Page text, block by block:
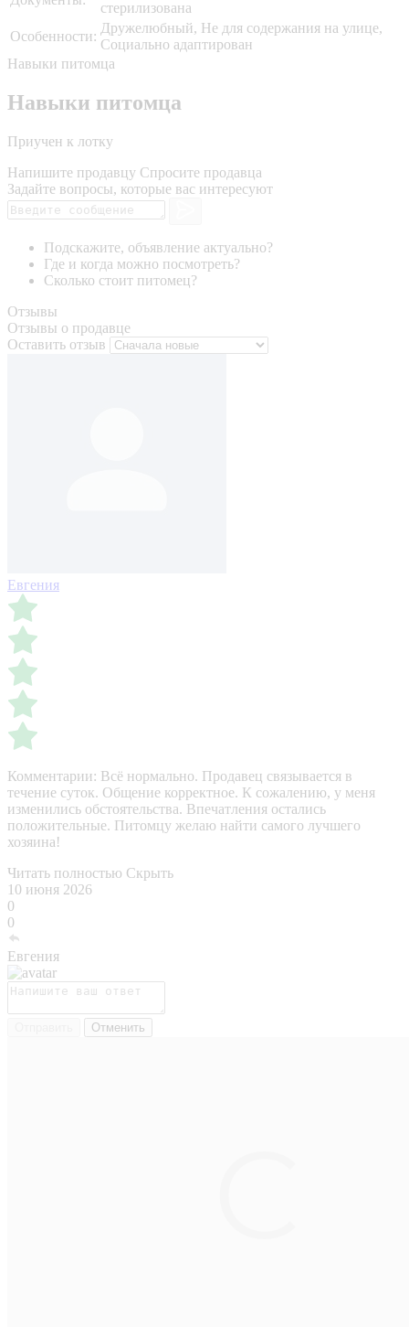
стерилизована
Особенности:
Дружелюбный, Не для содержания на улице,
Социально адаптирован
Навыки питомца
Навыки питомца
Приучен к лотку
Напишите продавцу Спросите продавца
Задайте вопросы, которые вас интересуют
Подскажите, объявление актуально?
Где и когда можно посмотреть?
Сколько стоит питомец?
Отзывы
Отзывы о продавце
Оставить отзыв
Евгения
Комментарии: Всё нормально. Продавец связывается в
течение суток. Общение корректное. К сожалению, у меня
изменились обстоятельства. Впечатления остались
положительные. Питомцу желаю найти самого лучшего
хозяина!
Читать полностью Скрыть
10 июня 2026
0
0
Евгения
Отменить